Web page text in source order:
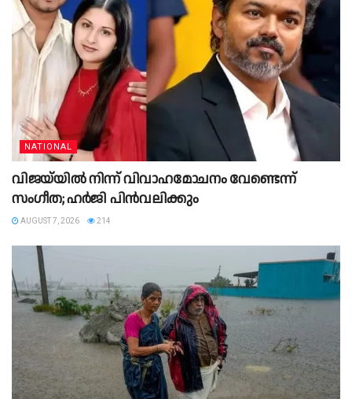
NATIONAL
വിജയ്‌യിൽ നിന്ന് വിവാഹമോചനം വേണ്ടെന്ന്
സംഗീത; ഹർജി പിൻവലിക്കും
AUGUST 7, 2026 214